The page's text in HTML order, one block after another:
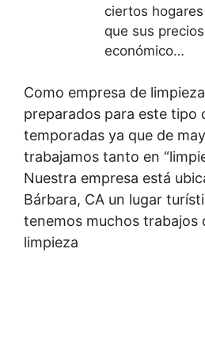
ciertos
que sus
económico…
Como empresa de
preparados para este tipo
temporadas ya que de
trabajamos tanto en
Nuestra empresa está
Bárbara, CA un lugar
tenemos muchos trabajos
limpieza